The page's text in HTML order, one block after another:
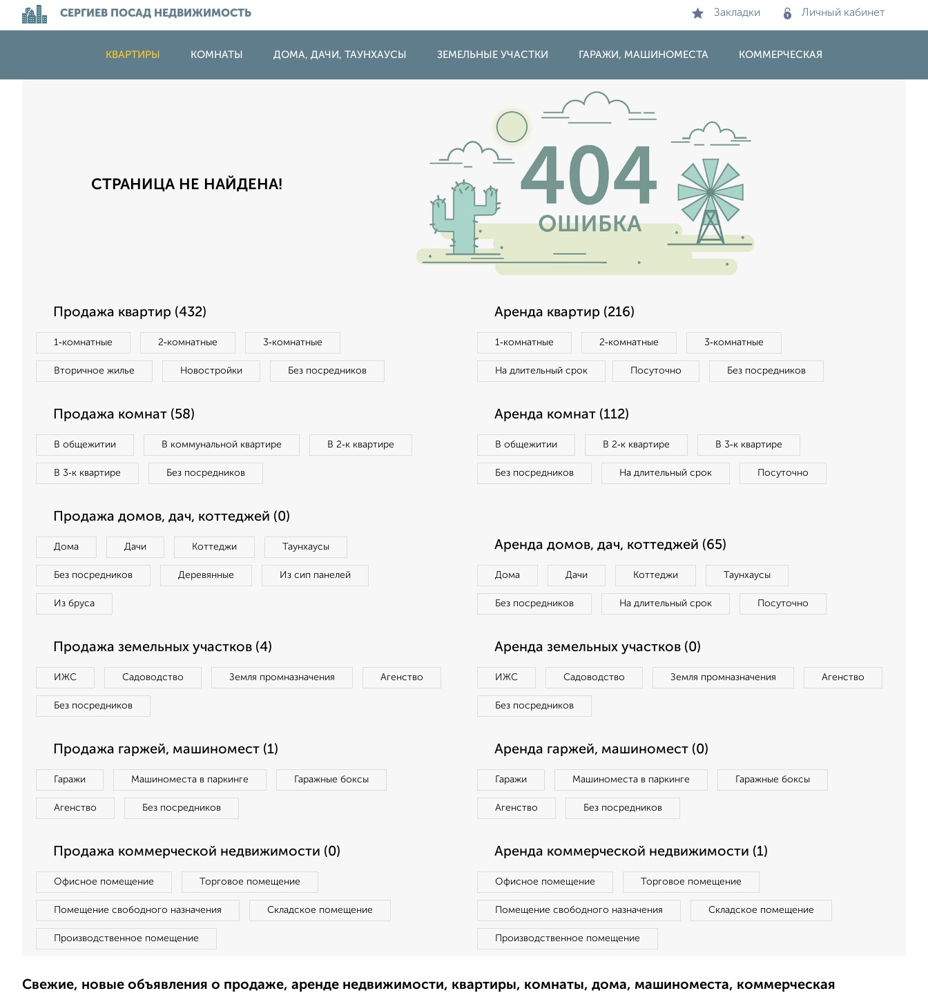
СЕРГИЕВ ПОСАД НЕДВИЖИМОСТЬ Закладки Личный кабинет
КВАРТИРЫ КОМНАТЫ ДОМА, ДАЧИ, ТАУНХАУСЫ ЗЕМЕЛЬНЫЕ УЧАСТКИ ГАРАЖИ, МАШИНОМЕСТА КОММЕРЧЕСКАЯ
СТРАНИЦА НЕ НАЙДЕНА!
Продажа квартир (432)
1‑комнатные 2‑комнатные 3‑комнатные
Вторичное жилье Новостройки Без посредников
Аренда квартир (216)
1‑комнатные 2‑комнатные 3‑комнатные
На длительный срок Посуточно Без посредников
Продажа комнат (58)
В общежитии В коммунальной квартире В 2‑к квартире
В 3‑к квартире Без посредников
Аренда комнат (112)
В общежитии В 2‑к квартире В 3‑к квартире
Без посредников На длительный срок Посуточно
Продажа домов, дач, коттеджей (0)
Дома Дачи Коттеджи Таунхаусы
Без посредников Деревянные Из сип панелей
Из бруса
Аренда домов, дач, коттеджей (65)
Дома Дачи Коттеджи Таунхаусы
Без посредников На длительный срок Посуточно
Продажа земельных участков (4)
ИЖС Садоводство Земля промназначения Агенство
Без посредников
Аренда земельных участков (0)
ИЖС Садоводство Земля промназначения Агенство
Без посредников
Продажа гаржей, машиномест (1)
Гаражи Машиноместа в паркинге Гаражные боксы
Агенство Без посредников
Аренда гаржей, машиномест (0)
Гаражи Машиноместа в паркинге Гаражные боксы
Агенство Без посредников
Продажа коммерческой недвижимости (0)
Офисное помещение Торговое помещение
Помещение свободного назначения Складское помещение
Производственное помещение
Аренда коммерческой недвижимости (1)
Офисное помещение Торговое помещение
Помещение свободного назначения Складское помещение
Производственное помещение
Свежие, новые объявления о продаже, аренде недвижимости, квартиры, комнаты, дома, машиноместа, коммерческая